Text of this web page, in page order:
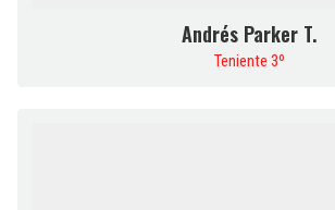
Andrés Parker T.
Teniente 3º